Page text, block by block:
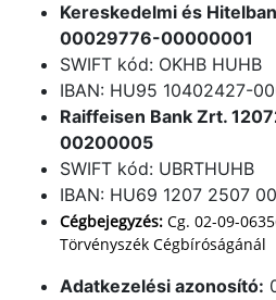
Kereskedelmi és
00029776-00000001
SWIFT kód: OKHB HUHB
IBAN: HU95 10402427-
Raiffeisen Bank Zrt.
00200005
SWIFT kód: UBRTHUHB
IBAN: HU69 1207 2507
Cégbejegyzés: Cg. 02-09-
Törvényszék Cégbíróságánál
Adatkezelési azonosító: